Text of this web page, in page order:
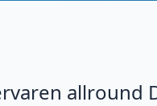
allround